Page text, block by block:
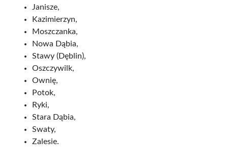
Janisze,
Kazimierzyn,
Moszczanka,
Nowa Dąbia,
Stawy (Dęblin),
Oszczywilk,
Ownię,
Potok,
Ryki,
Stara Dąbia,
Swaty,
Zalesie.